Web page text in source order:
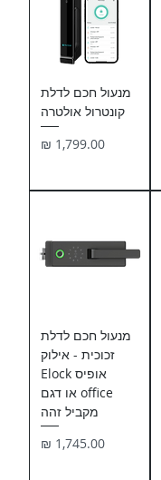
מנעול חכם לדלת
קונטרול אולטרה
מחיר
מנעול חכם לדלת
זכוכית - אילוק
אופיס Elock
office או דגם
מקביל זהה
מחיר